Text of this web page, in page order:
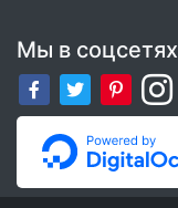
Мы в соцсетях